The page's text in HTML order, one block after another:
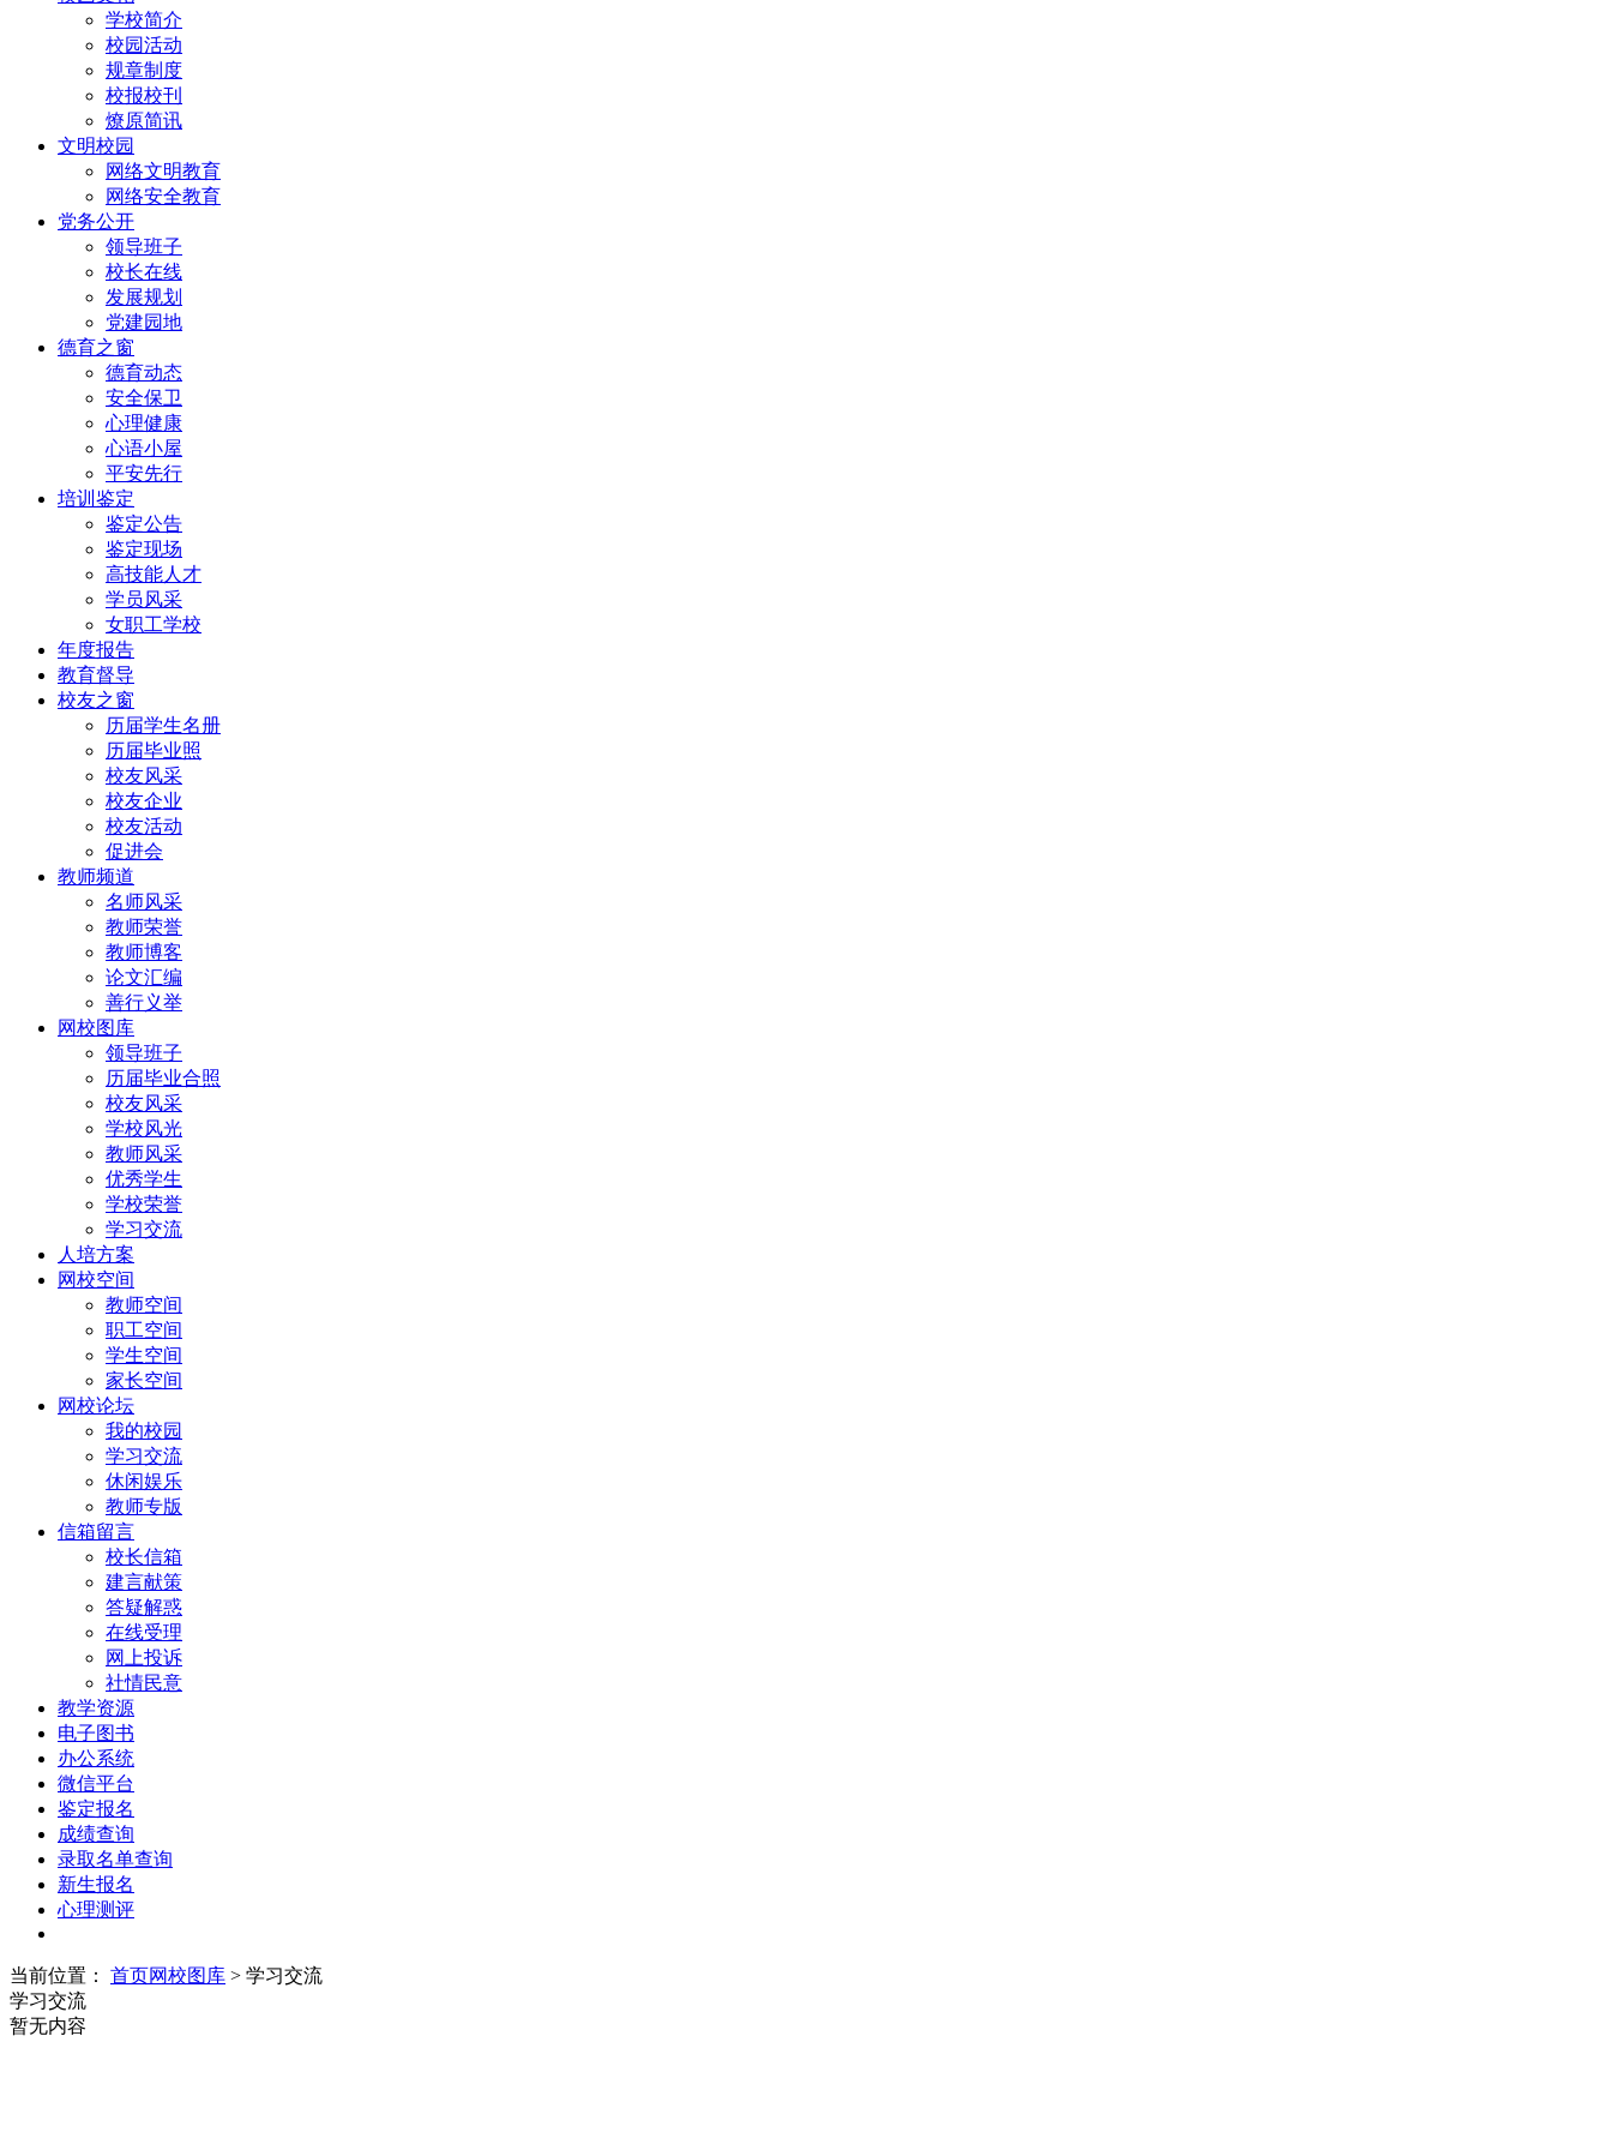
学校简介
校园活动
规章制度
校报校刊
燎原简讯
文明校园
网络文明教育
网络安全教育
党务公开
领导班子
校长在线
发展规划
党建园地
德育之窗
德育动态
安全保卫
心理健康
心语小屋
平安先行
培训鉴定
鉴定公告
鉴定现场
高技能人才
学员风采
女职工学校
年度报告
教育督导
校友之窗
历届学生名册
历届毕业照
校友风采
校友企业
校友活动
促进会
教师频道
名师风采
教师荣誉
教师博客
论文汇编
善行义举
网校图库
领导班子
历届毕业合照
校友风采
学校风光
教师风采
优秀学生
学校荣誉
学习交流
人培方案
网校空间
教师空间
职工空间
学生空间
家长空间
网校论坛
我的校园
学习交流
休闲娱乐
教师专版
信箱留言
校长信箱
建言献策
答疑解惑
在线受理
网上投诉
社情民意
教学资源
电子图书
办公系统
微信平台
鉴定报名
成绩查询
录取名单查询
新生报名
心理测评
当前位置： 首页网校图库 > 学习交流
学习交流
暂无内容